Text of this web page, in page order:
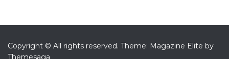
Copyright © All rights reserved. Theme: Magazine Elite by
Themesaga